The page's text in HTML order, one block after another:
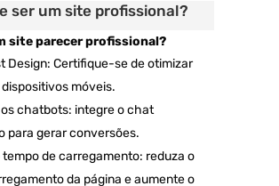
ser um site profissional?
site parecer profissional?
Design: Certifique-se de otimizar
móveis.
chatbots: integre o chat
para gerar conversões.
tempo de carregamento: reduza o
da página e aumente o